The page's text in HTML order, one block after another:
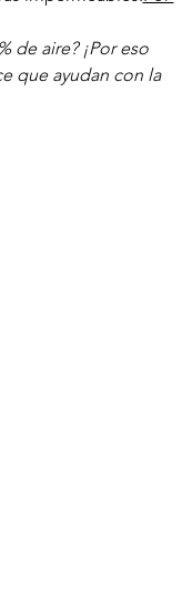
de aire? ¡Por eso
que ayudan con la